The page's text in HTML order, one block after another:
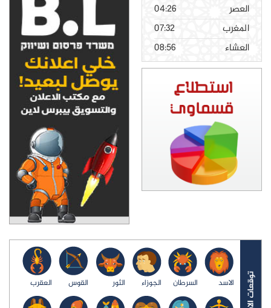
العصر
04:26
المغرب
07:32
العشاء
08:56
الاسد السرطان الجوزاء الثور القوس العقرب